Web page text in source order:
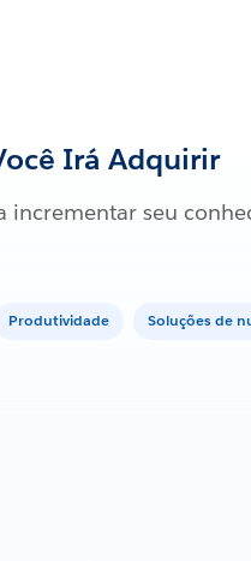
Irá Adquirir
incrementar seu
Produtividade Soluções de